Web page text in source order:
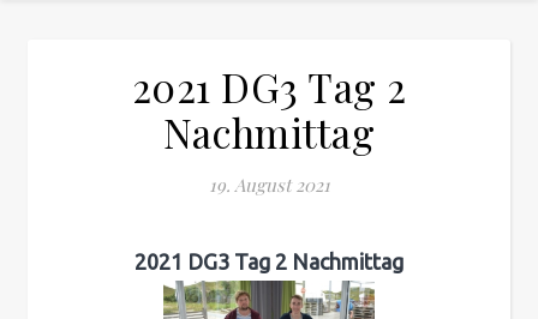
2021 DG3 Tag 2
Nachmittag
19. August 2021
2021 DG3 Tag 2 Nachmittag